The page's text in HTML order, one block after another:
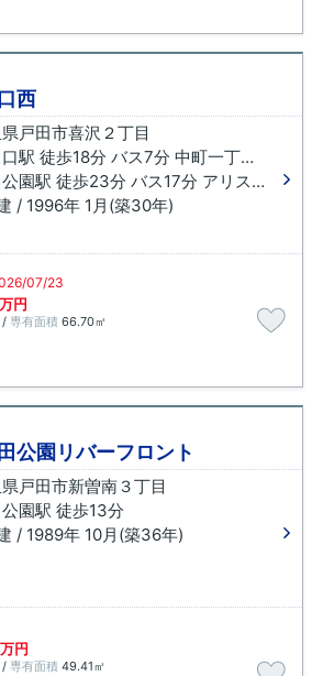
西
戸田市喜沢２丁目
西川口駅 徒歩18分 バス7分 中町一丁目（埼玉県）下車 徒歩7分
戸田公園駅 徒歩23分 バス17分 アリスの広場東下車 徒歩1分
/ 1996年 1月(築30年)
07/23
万円
/ 専有面積 66.70㎡
公園リバーフロント
戸田市新曽南３丁目
園駅 徒歩13分
/ 1989年 10月(築36年)
万円
/ 専有面積 49.41㎡